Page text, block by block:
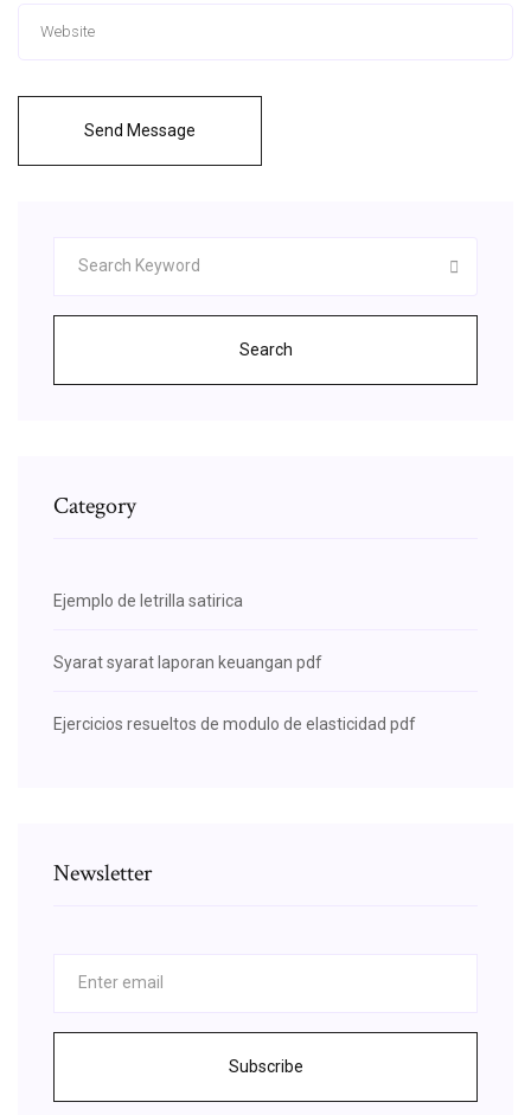
Send Message
Search
Category
Ejemplo de letrilla satirica
Syarat syarat laporan keuangan pdf
Ejercicios resueltos de modulo de elasticidad pdf
Newsletter
Subscribe